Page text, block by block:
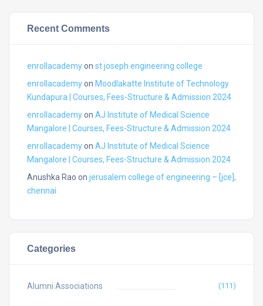
Recent Comments
enrollacademyon st joseph engineering college
enrollacademyon Moodlakatte Institute of Technology
Kundapura | Courses, Fees-Structure & Admission 2024
enrollacademyon AJ Institute of Medical Science
Mangalore | Courses, Fees-Structure & Admission 2024
enrollacademyon AJ Institute of Medical Science
Mangalore | Courses, Fees-Structure & Admission 2024
Anushka Rao on jerusalem college of engineering – [jce],
chennai
Categories
Alumni Associations (111)